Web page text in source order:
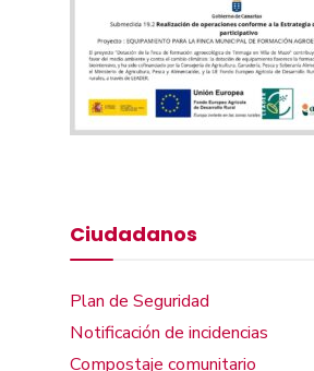
Ciudadanos
Plan de Seguridad
Notificación de incidencias
Compostaje comunitario